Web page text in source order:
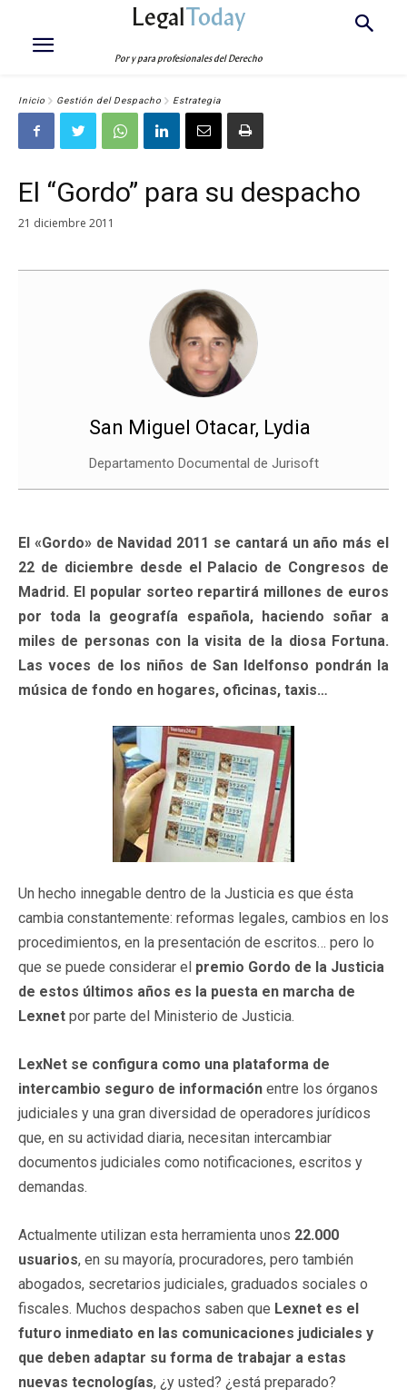
LegalToday
Por y para profesionales del Derecho
Inicio Gestión del Despacho Estrategia
El “Gordo” para su despacho
21 diciembre 2011
San Miguel Otacar, Lydia
Departamento Documental de Jurisoft
El «Gordo» de Navidad 2011 se cantará un año más el
22 de diciembre desde el Palacio de Congresos de
Madrid. El popular sorteo repartirá millones de euros
por toda la geografía española, haciendo soñar a
miles de personas con la visita de la diosa Fortuna.
Las voces de los niños de San Idelfonso pondrán la
música de fondo en hogares, oficinas, taxis…
Un hecho innegable dentro de la Justicia es que ésta
cambia constantemente: reformas legales, cambios en los
procedimientos, en la presentación de escritos… pero lo
que se puede considerar el premio Gordo de la Justicia
de estos últimos años es la puesta en marcha de
Lexnet por parte del Ministerio de Justicia.
LexNet se configura como una plataforma de
intercambio seguro de información entre los órganos
judiciales y una gran diversidad de operadores jurídicos
que, en su actividad diaria, necesitan intercambiar
documentos judiciales como notificaciones, escritos y
demandas.
Actualmente utilizan esta herramienta unos 22.000
usuarios, en su mayoría, procuradores, pero también
abogados, secretarios judiciales, graduados sociales o
fiscales. Muchos despachos saben que Lexnet es el
futuro inmediato en las comunicaciones judiciales y
que deben adaptar su forma de trabajar a estas
nuevas tecnologías, ¿y usted? ¿está preparado?